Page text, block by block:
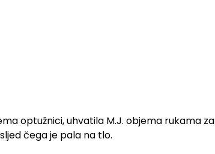
optužnici, uhvatila M.J. objema rukama za
čega je pala na tlo.